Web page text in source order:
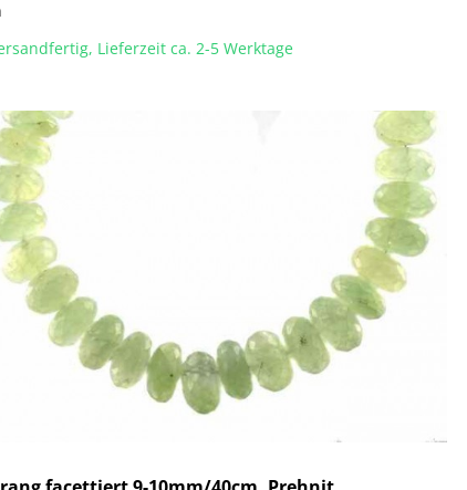
Lieferzeit ca. 2-5 Werktage